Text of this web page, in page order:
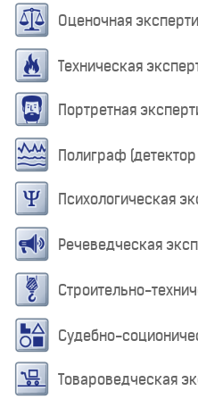
Оценочная
Техническая
Портретная
Полиграф
Психологическая
Речеведческая
Строительно-
Судебно-
Товароведческая